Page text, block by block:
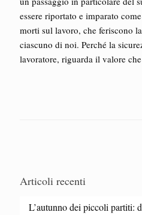
essere riportato e imparato
morti sul lavoro, che feriscono
ciascuno di noi. Perché la
lavoratore, riguarda il valore
Articoli recenti
L’autunno dei piccoli partiti: